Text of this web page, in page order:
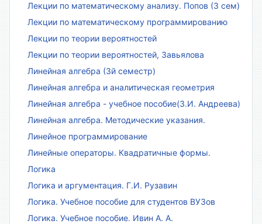
Лекции по математическому анализу. Попов (3 сем)
Лекции по математическому программированию
Лекции по теории вероятностей
Лекции по теории вероятностей, Завьялова
Линейная алгебра (3й семестр)
Линейная алгебра и аналитическая геометрия
Линейная алгебра - учебное пособие(З.И. Андреева)
Линейная алгебра. Методические указания.
Линейное программирование
Линейные операторы. Квадратичные формы.
Логика
Логика и аргументация. Г.И. Рузавин
Логика. Учебное пособие для студентов ВУЗов
Логика. Учебное пособие. Ивин А. А.